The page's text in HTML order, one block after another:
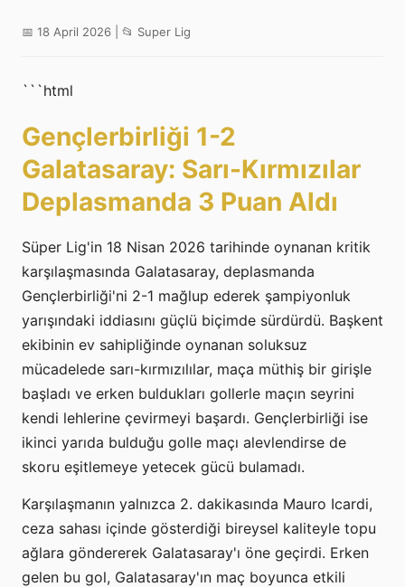
📅 18 April 2026 | 📂 Super Lig
```html
Gençlerbirliği 1-2
Galatasaray: Sarı-Kırmızılar
Deplasmanda 3 Puan Aldı
Süper Lig'in 18 Nisan 2026 tarihinde oynanan kritik
karşılaşmasında Galatasaray, deplasmanda
Gençlerbirliği'ni 2-1 mağlup ederek şampiyonluk
yarışındaki iddiasını güçlü biçimde sürdürdü. Başkent
ekibinin ev sahipliğinde oynanan soluksuz
mücadelede sarı-kırmızılılar, maça müthiş bir girişle
başladı ve erken buldukları gollerle maçın seyrini
kendi lehlerine çevirmeyi başardı. Gençlerbirliği ise
ikinci yarıda bulduğu golle maçı alevlendirse de
skoru eşitlemeye yetecek gücü bulamadı.
Karşılaşmanın yalnızca 2. dakikasında Mauro Icardi,
ceza sahası içinde gösterdiği bireysel kaliteyle topu
ağlara göndererek Galatasaray'ı öne geçirdi. Erken
gelen bu gol, Galatasaray'ın maç boyunca etkili